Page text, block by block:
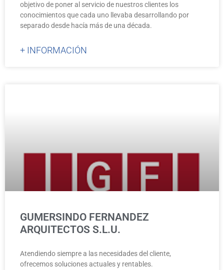
objetivo de poner al servicio de nuestros clientes los
conocimientos que cada uno llevaba desarrollando por
separado desde hacía más de una década.
+ INFORMACIÓN
GUMERSINDO FERNANDEZ
ARQUITECTOS S.L.U.
Atendiendo siempre a las necesidades del cliente,
ofrecemos soluciones actuales y rentables.